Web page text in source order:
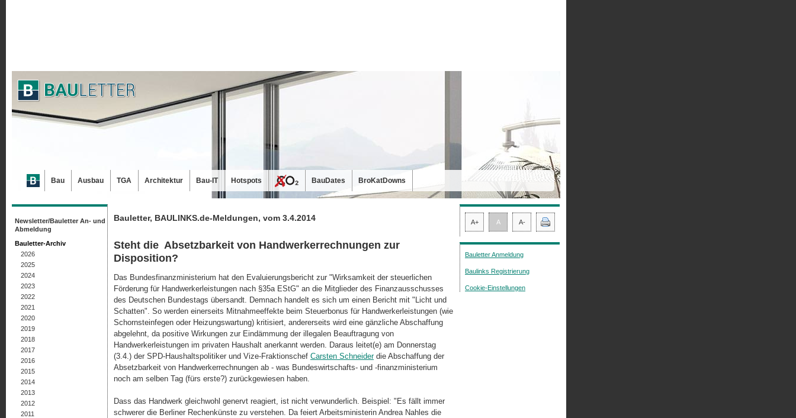
Bauletter, BAULINKS.de-Meldungen, vom 3.4.2014
Steht die Absetzbarkeit von Handwerkerrechnungen zur
Disposition?
Das Bundesfinanzministerium hat den Evaluierungsbericht zur "Wirksamkeit der steuer­lichen
Förderung für Handwerkerleistungen nach §35a EStG" an die Mitglieder des Finanzausschusses
des Deutschen Bundestags übersandt. Demnach handelt es sich um einen Bericht mit "Licht und
Schatten". So werden einerseits Mitnahmeeffekte beim Steuerbonus für Handwerkerleistungen (wie
Schornsteinfegen oder Heizungs­war­tung) kritisiert, andererseits wird eine gänzliche Abschaffung
abgelehnt, da positive Wirkungen zur Eindämmung der illegalen Beauftragung von
Handwerkerleistungen im privaten Haushalt anerkannt werden. Daraus leitet(e) am Donnerstag
(3.4.) der SPD-Haushaltspolitiker und Vize-Fraktionschef Carsten Schneiderdie Abschaffung der
Absetzbarkeit von Handwerkerrechnungen ab - was Bundeswirtschafts- und -finanz­ministerium
noch am selben Tag (fürs erste?) zurückgewiesen haben.
Dass das Handwerk gleichwohl genervt reagiert, ist nicht verwunderlich. Beispiel: "Es fällt immer
schwerer die Berliner Rechenkünste zu verstehen. Da feiert Arbeitsmi­nis­terin Andrea Nahles die
Newsletter/Bauletter An- und
Abmeldung
Bauletter-Archiv
2026
2025
2024
2023
2022
2021
2020
2019
2018
2017
2016
2015
2014
2013
2012
2011
A+ A A-
Bauletter Anmeldung
Baulinks Registrierung
Cookie-Einstellungen
Bau Ausbau TGA Architektur Bau-IT Hotspots BauDates BroKatDowns